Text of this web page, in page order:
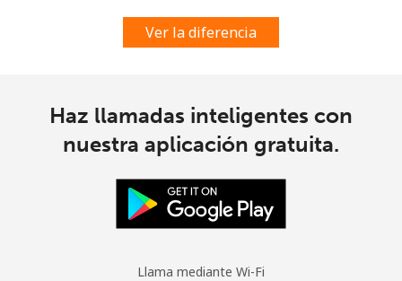
Ver la diferencia
Haz llamadas inteligentes con
nuestra aplicación gratuita.
Llama mediante Wi-Fi